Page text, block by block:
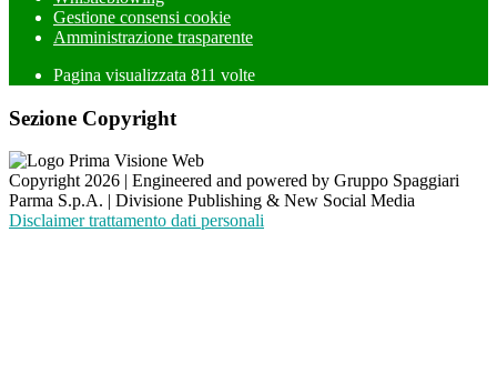
Gestione consensi cookie
Amministrazione trasparente
Pagina visualizzata 811 volte
Sezione Copyright
Copyright 2026 | Engineered and powered by Gruppo Spaggiari
Parma S.p.A. | Divisione Publishing & New Social Media
Disclaimer trattamento dati personali